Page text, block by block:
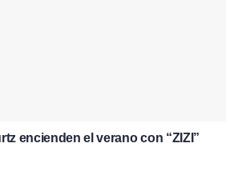
encienden el verano con “ZIZI”